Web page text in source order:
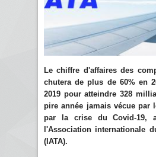
Le chiffre d'affaires des
chutera de plus de 60% en
2019 pour atteindre 328
pire année jamais vécue par
par la crise du Covid-19,
l'Association internationale
(IATA).